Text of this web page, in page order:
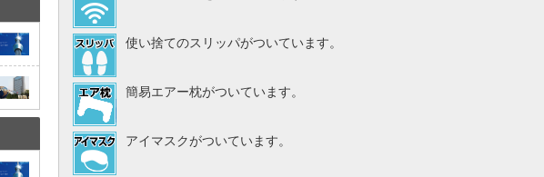
使い捨てのスリッパがついています。
簡易エアー枕がついています。
アイマスクがついています。